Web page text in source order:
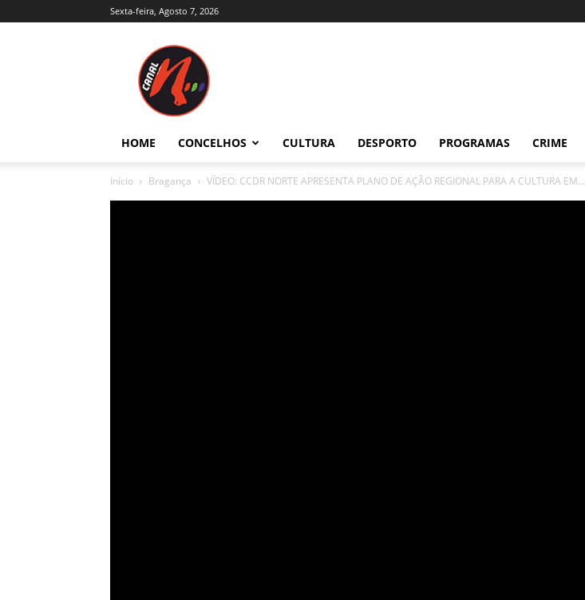
Sexta-feira, Agosto 7, 2026
Trás-
e
Alto
HOME CONCELHOS CULTURA DESPORTO PROGRAMAS CRIME
Início Bragança VÍDEO: CCDR NORTE APRESENTA PLANO DE AÇÃO REGIONAL PARA A CULTURA EM...